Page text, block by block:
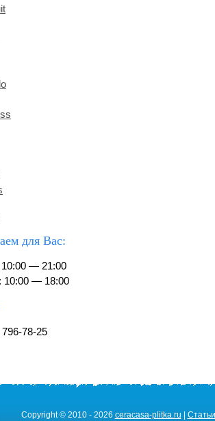
для Вас:
10:00 — 21:00
10:00 — 18:00
78-25
Copyright © 2010 - 2026 ceracasa-plitka.ru